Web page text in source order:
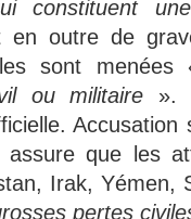
constituent
en outre de
sont menées
ou militaire ».
assure que les
Irak, Yémen,
pertes